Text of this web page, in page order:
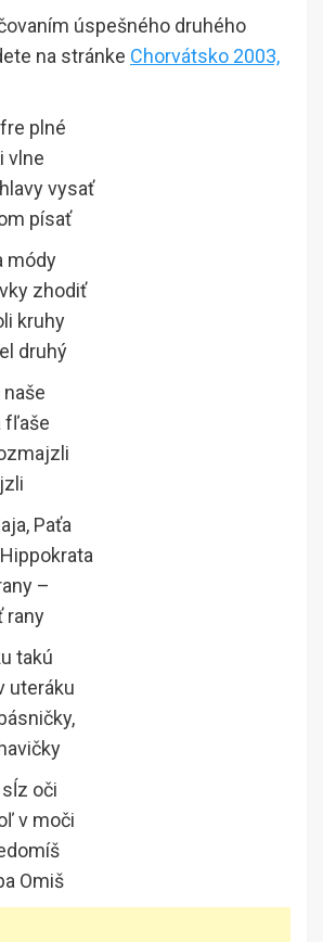
úspešného druhého
na stránke Chorvátsko 2003,
plné
vlne
vysať
písať
módy
zhodiť
kruhy
druhý
fľaše
Paťa
–
rany
takú
uteráku
oči
v moči
Omiš